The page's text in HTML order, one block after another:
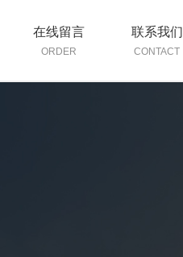
在线留言
ORDER
联系我们
CONTACT